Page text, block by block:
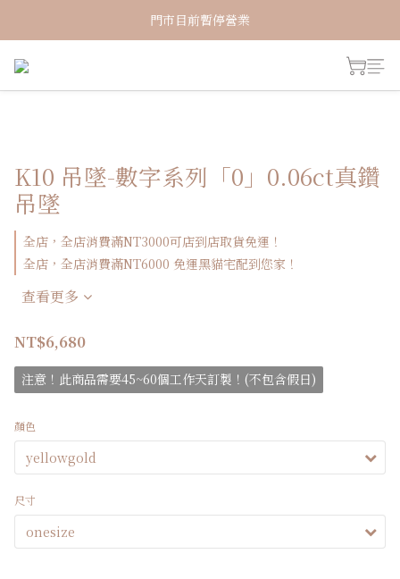
新加入會員！即享有NT150購物金
門市目前暫停營業
K10 吊墜-數字系列「0」0.06ct真鑽
吊墜
全店，全店消費滿NT3000可店到店取貨免運！
全店，全店消費滿NT6000 免運黑貓宅配到您家！
查看更多
NT$6,680
注意！此商品需要45~60個工作天訂製！(不包含假日)
顏色
尺寸